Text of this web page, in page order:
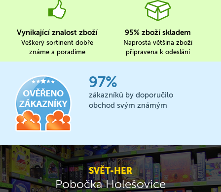
Vynikající znalost zboží
Veškerý sortinent dobře
známe a poradíme
95% zboží skladem
Naprostá většina zboží
připravena k odeslání
97%
zákazníků by doporučilo
obchod svým známým
SVĚT-HER
Pobočka Holešovice